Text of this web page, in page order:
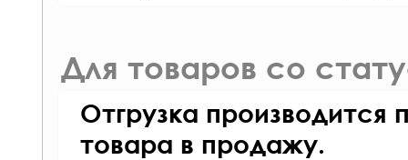
Для товаров со
Отгрузка производится
товара в продажу.